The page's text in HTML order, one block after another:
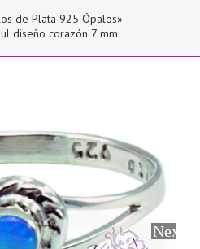
de Plata 925 Ópalos»
diseño corazón 7 mm
Next